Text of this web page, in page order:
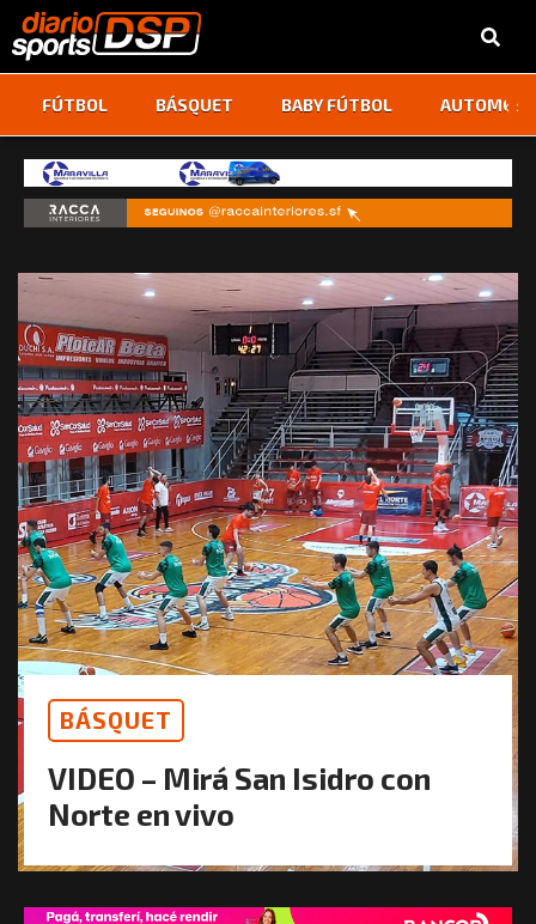
FÚTBOL BÁSQUET BABY FÚTBOL ‹ ›
BÁSQUET
VIDEO – Mirá San Isidro con
Norte en vivo